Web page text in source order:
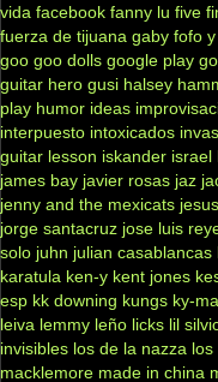
vida facebook fanny lu five
fuerza de tijuana gaby fofo
goo goo dolls google play
guitar hero gusi halsey
play humor ideas
interpuesto intoxicados
guitar lesson iskander israel
james bay javier rosas jaz
jenny and the mexicats
jorge santacruz jose luis
solo juhn julian casablancas
karatula ken-y kent jones
esp kk downing kungs ky-
leiva lemmy leño licks lil
invisibles los de la nazza los
macklemore made in china